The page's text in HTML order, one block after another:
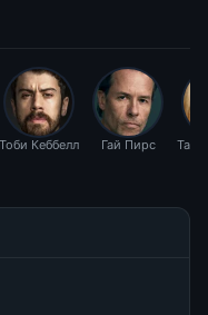
Тоби Кеббелл Гай Пирс